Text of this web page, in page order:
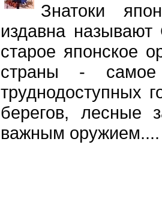
Знатоки
издавна
старое японское
страны -
труднодоступных
берегов, лесные
важным оружием....